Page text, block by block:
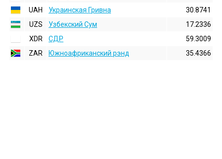
UAH
Украинская Гривна
30.8741
UZS
Узбекский Сум
17.2336
XDR
СДР
59.3009
ZAR
Южноафриканский рэнд 35.4366